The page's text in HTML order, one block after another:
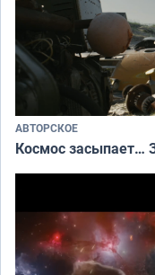
АВТОРСКОЕ
Космос засыпает…